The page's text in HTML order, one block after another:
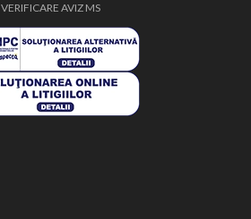
VERIFICARE AVIZ MS